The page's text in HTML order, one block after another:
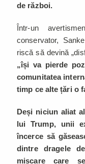
de război.
Într-un
conservator,
riscă să devină
„își va pierde
comunitatea
timp ce alte țări o
Deși niciun aliat
lui Trump,
unii
încerce să
dintre dragele
mișcare care